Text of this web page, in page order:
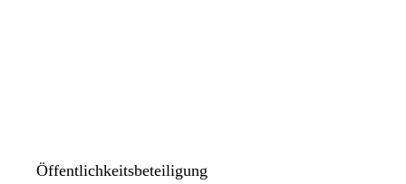
Öffentlichkeitsbeteiligung